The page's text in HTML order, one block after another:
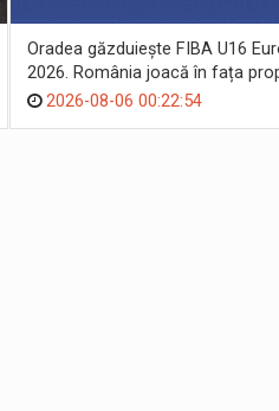
Oradea găzduiește FIBA U16
2026. România joacă în fața
suporteri
2026-08-06 00:22:54